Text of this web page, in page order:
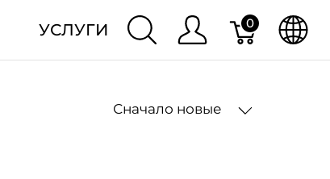
УСЛУГИ 0
Сначало новые